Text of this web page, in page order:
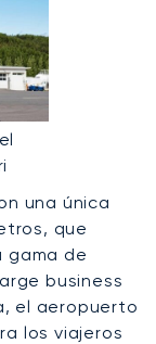
una única
que
gama de
business
el aeropuerto
los viajeros